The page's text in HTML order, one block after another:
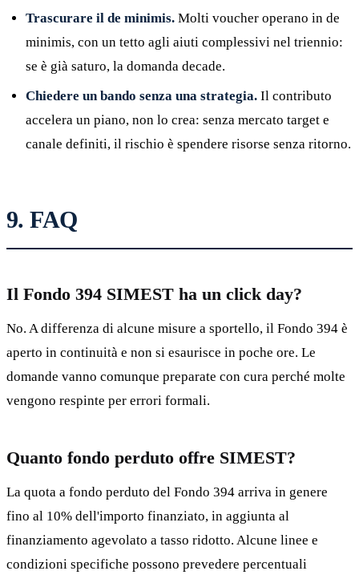
Trascurare il de minimis. Molti voucher operano in de
minimis, con un tetto agli aiuti complessivi nel triennio:
se è già saturo, la domanda decade.
Chiedere un bando senza una strategia. Il contributo
accelera un piano, non lo crea: senza mercato target e
canale definiti, il rischio è spendere risorse senza ritorno.
9. FAQ
Il Fondo 394 SIMEST ha un click day?
No. A differenza di alcune misure a sportello, il Fondo 394 è
aperto in continuità e non si esaurisce in poche ore. Le
domande vanno comunque preparate con cura perché molte
vengono respinte per errori formali.
Quanto fondo perduto offre SIMEST?
La quota a fondo perduto del Fondo 394 arriva in genere
fino al 10% dell'importo finanziato, in aggiunta al
finanziamento agevolato a tasso ridotto. Alcune linee e
condizioni specifiche possono prevedere percentuali